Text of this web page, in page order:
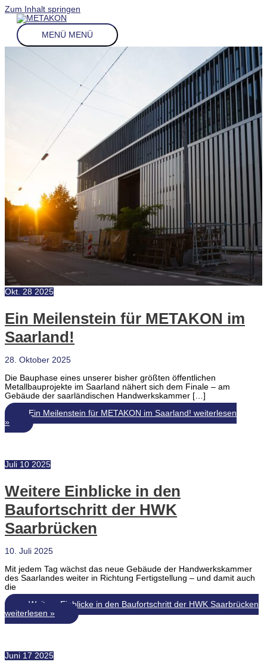
Zum Inhalt springen
MENÜ MENÜ
Okt. 28 2025
Ein Meilenstein für METAKON im
Saarland!
28. Oktober 2025
Die Bauphase eines unserer bisher größten öffentlichen
Metallbauprojekte im Saarland nähert sich dem Finale – am
Gebäude der saarländischen Handwerkskammer […]
Ein Meilenstein für METAKON im Saarland! weiterlesen
»
Juli 10 2025
Weitere Einblicke in den
Baufortschritt der HWK
Saarbrücken
10. Juli 2025
Mit jedem Tag wächst das neue Gebäude der Handwerkskammer
des Saarlandes weiter in Richtung Fertigstellung – und damit auch
die
Weitere Einblicke in den Baufortschritt der HWK Saarbrücken
weiterlesen »
Juni 17 2025